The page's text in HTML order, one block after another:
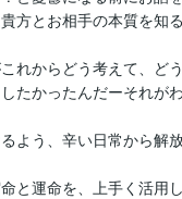
方とお相手の本質を知
れからどう考えて、ど
たかったんだーそれが
よう、辛い日常から解
と運命を、上手く活用